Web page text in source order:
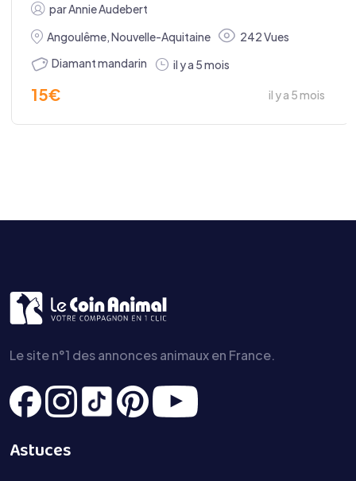
parAnnie Audebert
Angoulême,Nouvelle-Aquitaine
242 Vues
Diamant mandarin
il y a 5 mois
15€ il y a 5 mois
Le site n°1 des annonces animaux en France.
Astuces